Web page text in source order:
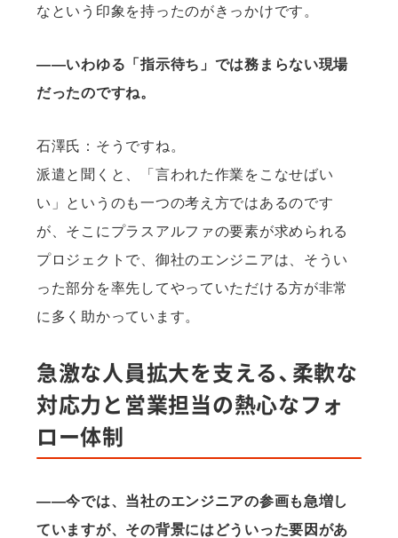
なという印象を持ったのがきっかけです。
——いわゆる「指示待ち」では務まらない現場
だったのですね。
石澤氏：そうですね。
派遣と聞くと、「言われた作業をこなせばい
い」というのも一つの考え方ではあるのです
が、そこにプラスアルファの要素が求められる
プロジェクトで、御社のエンジニアは、そうい
った部分を率先してやっていただける方が非常
に多く助かっています。
急激な人員拡大を支える、柔軟な
対応力と営業担当の熱心なフォ
ロー体制
——今では、当社のエンジニアの参画も急増し
ていますが、その背景にはどういった要因があ